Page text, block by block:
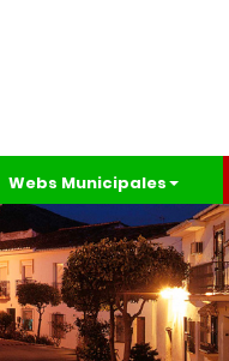
Webs Municipales